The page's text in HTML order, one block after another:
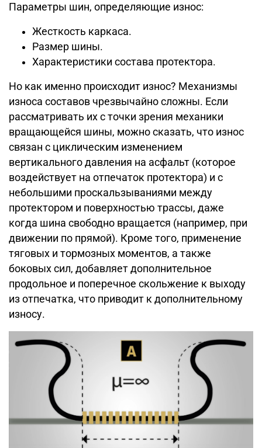
Параметры шин, определяющие износ:
Жесткость каркаса.
Размер шины.
Характеристики состава протектора.
Но как именно происходит износ? Механизмы
износа составов чрезвычайно сложны. Если
рассматривать их с точки зрения механики
вращающейся шины, можно сказать, что износ
связан с циклическим изменением
вертикального давления на асфальт (которое
воздействует на отпечаток протектора) и с
небольшими проскальзываниями между
протектором и поверхностью трассы, даже
когда шина свободно вращается (например, при
движении по прямой). Кроме того, применение
тяговых и тормозных моментов, а также
боковых сил, добавляет дополнительное
продольное и поперечное скольжение к выходу
из отпечатка, что приводит к дополнительному
износу.